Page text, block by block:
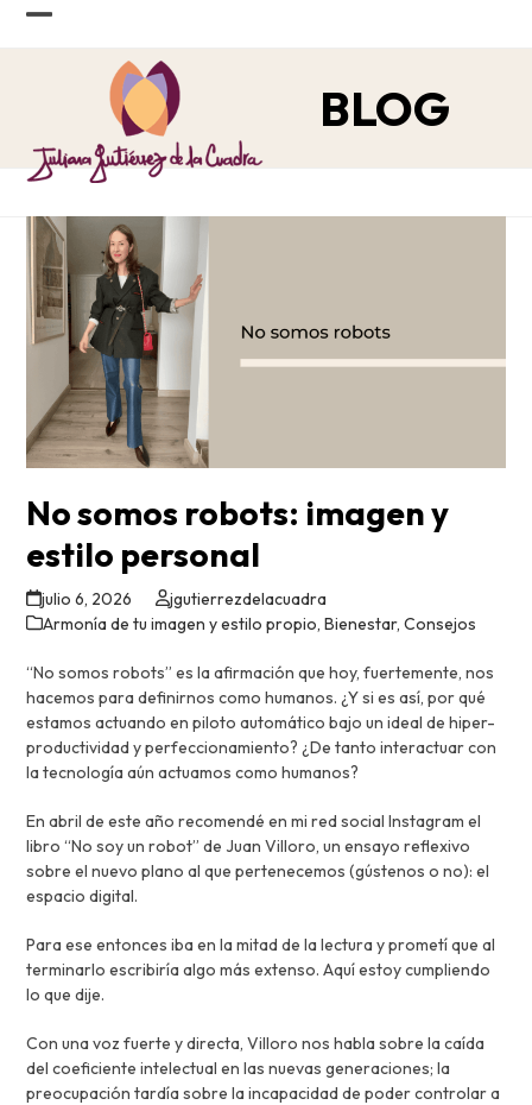
Skip
Open
Close
BLOG
No somos robots: imagen y
estilo personal
julio 6, 2026
jgutierrezdelacuadra
Armonía de tu imagen y estilo propio,Bienestar,Consejos
“No somos robots” es la afirmación que hoy, fuertemente, nos
hacemos para definirnos como humanos. ¿Y si es así, por qué
estamos actuando en piloto automático bajo un ideal de hiper-
productividad y perfeccionamiento? ¿De tanto interactuar con
la tecnología aún actuamos como humanos?
En abril de este año recomendé en mi red social Instagram el
libro “No soy un robot” de Juan Villoro, un ensayo reflexivo
sobre el nuevo plano al que pertenecemos (gústenos o no): el
espacio digital.
Para ese entonces iba en la mitad de la lectura y prometí que al
terminarlo escribiría algo más extenso. Aquí estoy cumpliendo
lo que dije.
Con una voz fuerte y directa, Villoro nos habla sobre la caída
del coeficiente intelectual en las nuevas generaciones; la
preocupación tardía sobre la incapacidad de poder controlar a